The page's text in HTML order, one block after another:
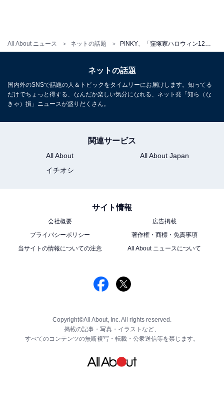
All About ニュース ネットの話題
ネットの話題
国内外のSNSで話題の人＆トピックをタイムリーにお届けします。知ってる
だけでちょっと得する、なんだか楽しい気分になれる、ネット発「知ら（な
きゃ）損」ニュースが盛りだくさん。
関連サービス
All About
All About Japan
イチオシ
サイト情報
会社概要
広告掲載
プライバシーポリシー
著作権・商標・免責事項
当サイトの情報についての注意
All About ニュースについて
Copyright©All About, Inc. All rights reserved.
掲載の記事・写真・イラストなど、
すべてのコンテンツの無断複写・転載・公衆送信等を禁じます。